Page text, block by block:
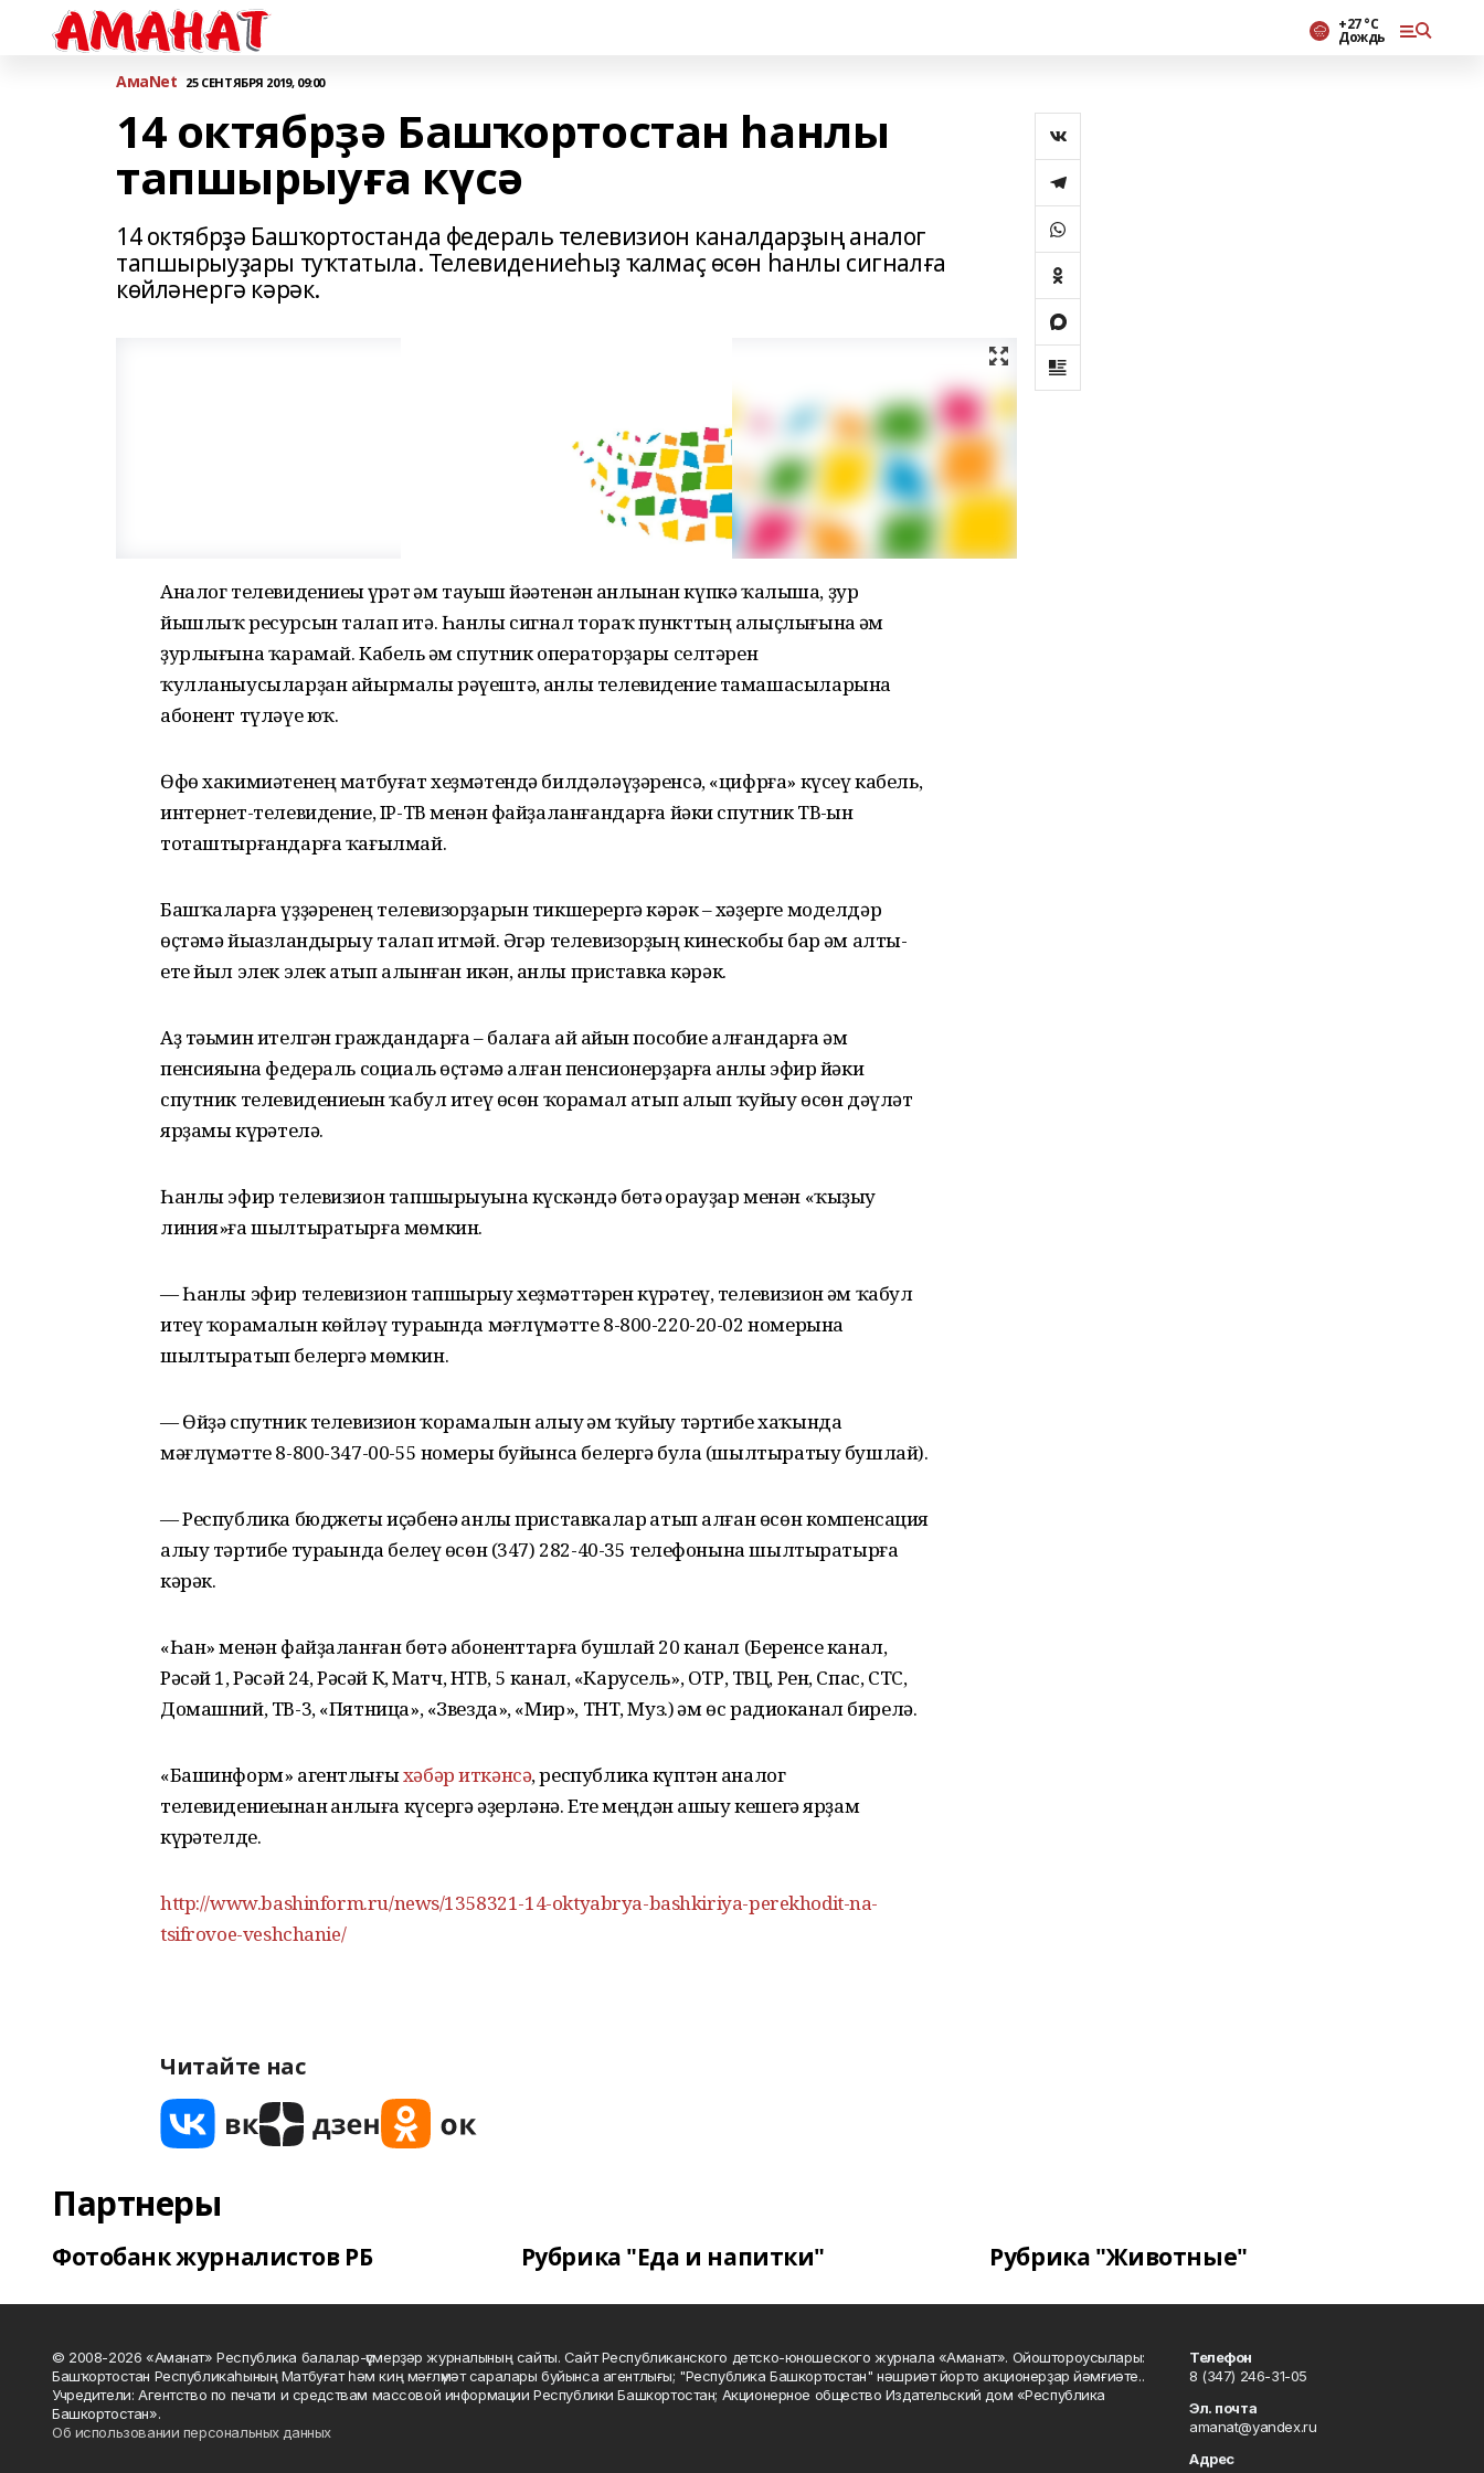
+27 °С
Дождь
АмаNet 25 СЕНТЯБРЯ 2019, 09:00
14 октябрҙә Башҡортостан һанлы
тапшырыуға күсә
14 октябрҙә Башҡортостанда федераль телевизион каналдарҙың аналог
тапшырыуҙары туҡтатыла. Телевидениеһыҙ ҡалмаҫ өсөн һанлы сигналға
көйләнергә кәрәк.
Аналог телевидениеһы һүрәт һәм тауыш йәһәтенән һанлынан күпкә ҡалыша, ҙур
йышлыҡ ресурсын талап итә. Һанлы сигнал тораҡ пункттың алыҫлығына һәм
ҙурлығына ҡарамай. Кабель һәм спутник операторҙары селтәрен
ҡулланыусыларҙан айырмалы рәүештә, һанлы телевидение тамашасыларына
абонент түләүе юҡ.
Өфө хакимиәтенең матбуғат хеҙмәтендә билдәләүҙәренсә, «цифрға» күсеү кабель,
интернет-телевидение, IP-ТВ менән файҙаланғандарға йәки спутник ТВ-һын
тоташтырғандарға ҡағылмай.
Башҡаларға үҙҙәренең телевизорҙарын тикшерергә кәрәк – хәҙерге моделдәр
өҫтәмә йыһазландырыу талап итмәй. Әгәр телевизорҙың кинескобы бар һәм алты-
ете йыл элек элек һатып алынған икән, һанлы приставка кәрәк.
Аҙ тәьмин ителгән граждандарға – балаға ай һайын пособие алғандарға һәм
пенсияһына федераль социаль өҫтәмә алған пенсионерҙарға һанлы эфир йәки
спутник телевидениеһын ҡабул итеү өсөн ҡорамал һатып алып ҡуйыу өсөн дәүләт
ярҙамы күрһәтелә.
Һанлы эфир телевизион тапшырыуына күскәндә бөтә һорауҙар менән «ҡыҙыу
линия»ға шылтыратырға мөмкин.
— Һанлы эфир телевизион тапшырыу хеҙмәттәрен күрһәтеү, телевизион һәм ҡабул
итеү ҡорамалын көйләү тураһында мәғлүмәтте 8-800-220-20-02 номерына
шылтыратып белергә мөмкин.
— Өйҙә спутник телевизион ҡорамалын алыу һәм ҡуйыу тәртибе хаҡында
мәғлүмәтте 8-800-347-00-55 номеры буйынса белергә була (шылтыратыу бушлай).
— Республика бюджеты иҫәбенә һанлы приставкалар һатып алған өсөн компенсация
алыу тәртибе тураһында белеү өсөн (347) 282-40-35 телефонына шылтыратырға
кәрәк.
«Һан» менән файҙаланған бөтә абоненттарға бушлай 20 канал (Беренсе канал,
Рәсәй 1, Рәсәй 24, Рәсәй К, Матч, НТВ, 5 канал, «Карусель», ОТР, ТВЦ, Рен, Спас, СТС,
Домашний, ТВ-3, «Пятница», «Звезда», «Мир», ТНТ, Муз.) һәм өс радиоканал бирелә.
«Башинформ» агентлығыхәбәр иткәнсә, республика күптән аналог
телевидениеһынан һанлыға күсергә әҙерләнә. Ете меңдән ашыу кешегә ярҙам
күрһәтелде.
http://www.bashinform.ru/news/1358321-14-oktyabrya-bashkiriya-perekhodit-na-
tsifrovoe-veshchanie/
Читайте нас
Партнеры
Фотобанк журналистов РБ Рубрика "Еда и напитки" Рубрика "Животные"
© 2008-2026 «Аманат» Республика балалар-үҫмерҙәр журналының сайты. Сайт Республиканского детско-юношеского журнала «Аманат». Ойоштороусылары:
Башҡортостан Республикаһының Матбуғат һәм киң мәғлүмәт саралары буйынса агентлығы; "Республика Башкортостан" нәшриәт йорто акционерҙар йәмғиәте..
Учредители: Агентство по печати и средствам массовой информации Республики Башкортостан; Акционерное общество Издательский дом «Республика
Башкортостан».
Об использовании персональных данных
Телефон
8 (347) 246-31-05
Эл. почта
amanat@yandex.ru
Адрес